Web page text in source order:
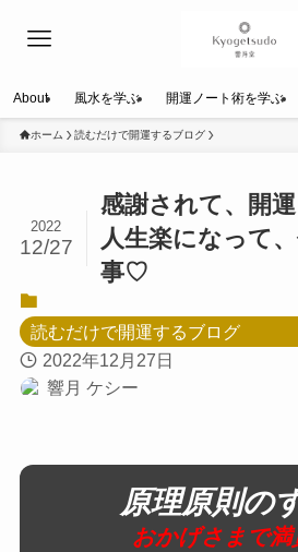
About 風水を学ぶ 開運ノート術を学ぶ
ホーム 読むだけで開運するブログ
感謝されて、開運
人生楽になって
事♡
2022
12/27
読むだけで開運するブログ
2022年12月27日
響月 ケシー
原理原則の
おかげさまで満